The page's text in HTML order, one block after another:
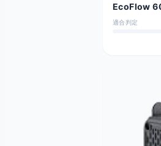
EcoFlow
適合判定